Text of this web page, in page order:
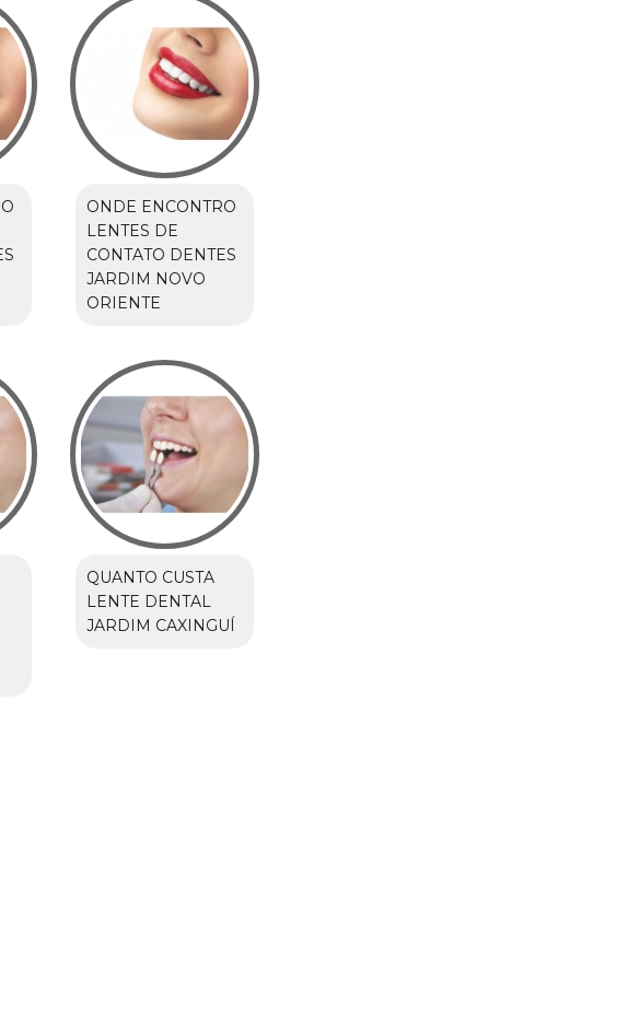
ONDE ENCONTRO
LENTES DE
CONTATO DENTES
JARDIM NOVO
ORIENTE
QUANTO CUSTA
LENTE DENTAL
JARDIM CAXINGUÍ